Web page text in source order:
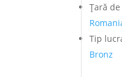
Ţară
Tip
Bronz